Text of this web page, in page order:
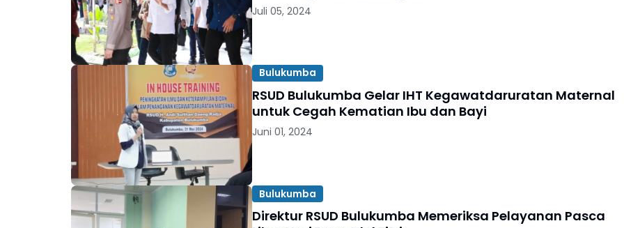
Juli 05, 2024
Bulukumba
RSUD Bulukumba Gelar IHT Kegawatdaruratan Maternal
untuk Cegah Kematian Ibu dan Bayi
Juni 01, 2024
Bulukumba
Direktur RSUD Bulukumba Memeriksa Pelayanan Pasca